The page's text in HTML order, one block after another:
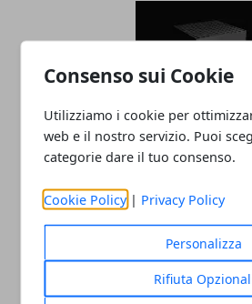
Consenso sui Cookie
Utilizziamo i cookie per
web e il nostro servizio. Puoi
categorie dare il tuo consenso.
Cookie Policy | Privacy Policy
Personalizza
Rifiuta
Xbox Series X e
volgendo al termine
09/10/2022